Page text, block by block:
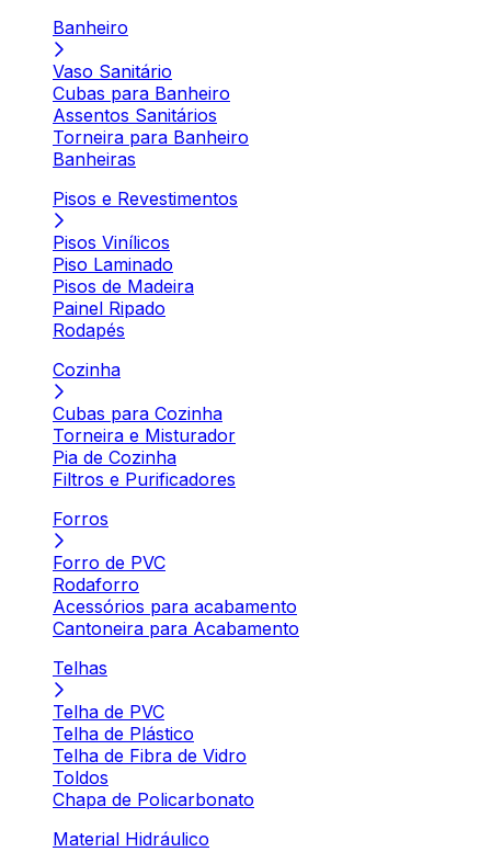
Banheiro
Vaso Sanitário
Cubas para Banheiro
Assentos Sanitários
Torneira para Banheiro
Banheiras
Pisos e Revestimentos
Pisos Vinílicos
Piso Laminado
Pisos de Madeira
Painel Ripado
Rodapés
Cozinha
Cubas para Cozinha
Torneira e Misturador
Pia de Cozinha
Filtros e Purificadores
Forros
Forro de PVC
Rodaforro
Acessórios para acabamento
Cantoneira para Acabamento
Telhas
Telha de PVC
Telha de Plástico
Telha de Fibra de Vidro
Toldos
Chapa de Policarbonato
Material Hidráulico